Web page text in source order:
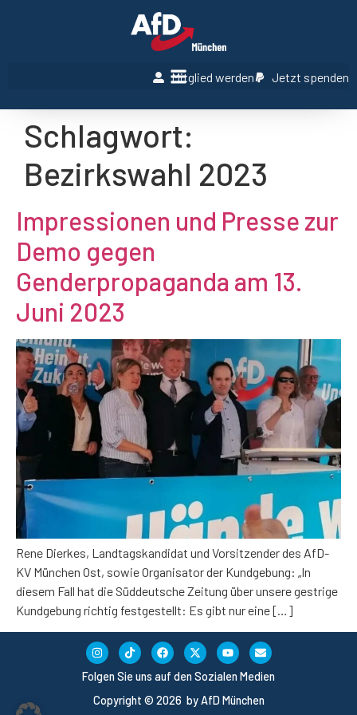
Mitglied werden Jetzt spenden
Schlagwort:
Bezirkswahl 2023
Impressionen und Presse zur
Demo gegen
Genderpropaganda am 13.
Juni 2023
Rene Dierkes, Landtagskandidat und Vorsitzender des AfD-
KV München Ost, sowie Organisator der Kundgebung: „In
diesem Fall hat die Süddeutsche Zeitung über unsere gestrige
Kundgebung richtig festgestellt: Es gibt nur eine […]
Copyright © 2026 by AfD München
Folgen Sie uns auf den Sozialen Medien